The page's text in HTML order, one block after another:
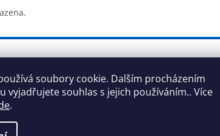
soubory cookie. Dalším procházením
vyjadřujete souhlas s jejich používáním.. Více
.